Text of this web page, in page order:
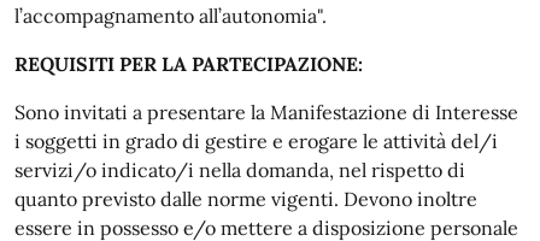
l’accompagnamento all’autonomia".
REQUISITI PER LA PARTECIPAZIONE:
Sono invitati a presentare la Manifestazione di Interesse
i soggetti in grado di gestire e erogare le attività del/i
servizi/o indicato/i nella domanda, nel rispetto di
quanto previsto dalle norme vigenti. Devono inoltre
essere in possesso e/o mettere a disposizione personale